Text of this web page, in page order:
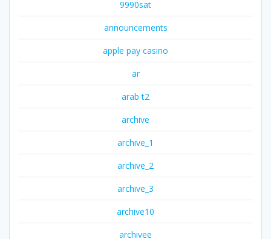
9990sat
announcements
apple pay casino
ar
arab t2
archive
archive_1
archive_2
archive_3
archive10
archivee